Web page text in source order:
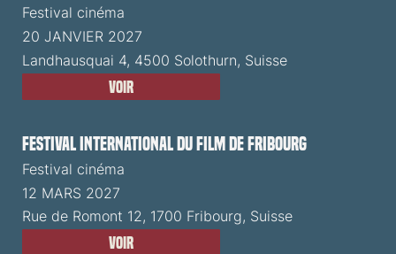
Festival cinéma
20 JANVIER 2027
Landhausquai 4, 4500 Solothurn, Suisse
Voir
Festival International du Film de Fribourg
Festival cinéma
12 MARS 2027
Rue de Romont 12, 1700 Fribourg, Suisse
Voir